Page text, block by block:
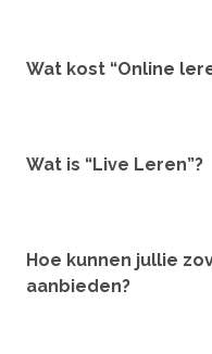
Wat kost “Online
Wat is “Live Leren”?
Hoe kunnen jullie
aanbieden?